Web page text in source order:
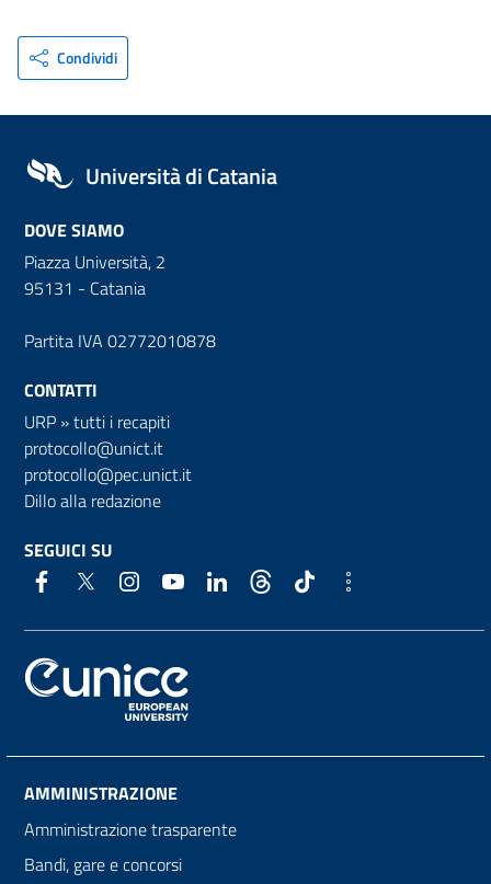
Condividi
Università di Catania
DOVE SIAMO
Piazza Università, 2
95131 - Catania
Partita IVA 02772010878
CONTATTI
URP »tutti i recapiti
protocollo@unict.it
protocollo@pec.unict.it
Dillo alla redazione
SEGUICI SU
AMMINISTRAZIONE
Amministrazione trasparente
Bandi, gare e concorsi